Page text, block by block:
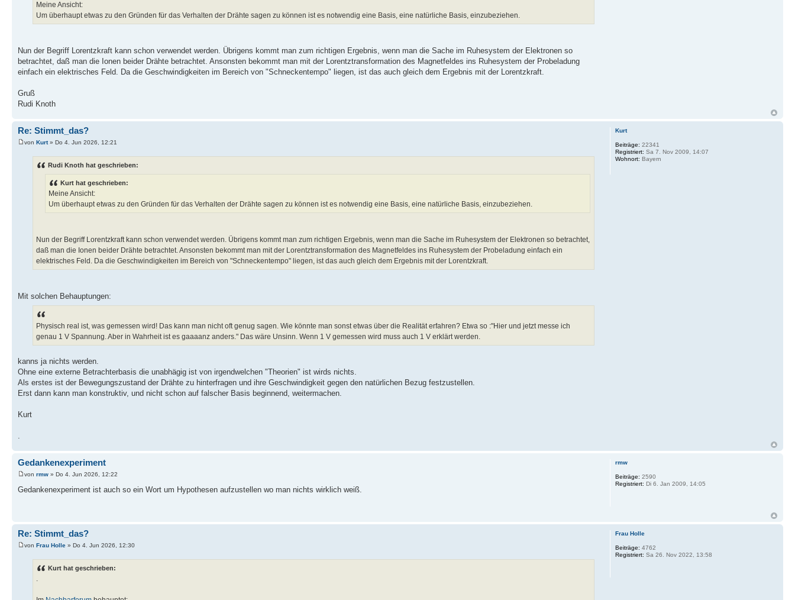
Meine Ansicht:
Um überhaupt etwas zu den Gründen für das Verhalten der Drähte sagen zu können ist es notwendig eine Basis, eine natürliche Basis, einzubeziehen.
Nun der Begriff Lorentzkraft kann schon verwendet werden. Übrigens kommt man zum richtigen Ergebnis, wenn man die Sache im Ruhesystem der Elektronen so
betrachtet, daß man die Ionen beider Drähte betrachtet. Ansonsten bekommt man mit der Lorentztransformation des Magnetfeldes ins Ruhesystem der Probeladung
einfach ein elektrisches Feld. Da die Geschwindigkeiten im Bereich von "Schneckentempo" liegen, ist das auch gleich dem Ergebnis mit der Lorentzkraft.
Gruß
Rudi Knoth
Re: Stimmt_das?
von Kurt» Do 4. Jun 2026, 12:21
Rudi Knoth hat geschrieben:
Kurt hat geschrieben:
Meine Ansicht:
Um überhaupt etwas zu den Gründen für das Verhalten der Drähte sagen zu können ist es notwendig eine Basis, eine natürliche Basis, einzubeziehen.
Nun der Begriff Lorentzkraft kann schon verwendet werden. Übrigens kommt man zum richtigen Ergebnis, wenn man die Sache im Ruhesystem der Elektronen so betrachtet,
daß man die Ionen beider Drähte betrachtet. Ansonsten bekommt man mit der Lorentztransformation des Magnetfeldes ins Ruhesystem der Probeladung einfach ein
elektrisches Feld. Da die Geschwindigkeiten im Bereich von "Schneckentempo" liegen, ist das auch gleich dem Ergebnis mit der Lorentzkraft.
Mit solchen Behauptungen:
Physisch real ist, was gemessen wird! Das kann man nicht oft genug sagen. Wie könnte man sonst etwas über die Realität erfahren? Etwa so :"Hier und jetzt messe ich
genau 1 V Spannung. Aber in Wahrheit ist es gaaaanz anders." Das wäre Unsinn. Wenn 1 V gemessen wird muss auch 1 V erklärt werden.
kanns ja nichts werden.
Ohne eine externe Betrachterbasis die unabhägig ist von irgendwelchen "Theorien" ist wirds nichts.
Als erstes ist der Bewegungszustand der Drähte zu hinterfragen und ihre Geschwindigkeit gegen den natürlichen Bezug festzustellen.
Erst dann kann man konstruktiv, und nicht schon auf falscher Basis beginnend, weitermachen.
Kurt
.
Kurt
Beiträge: 22341
Registriert: Sa 7. Nov 2009, 14:07
Wohnort: Bayern
Gedankenexperiment
von rmw » Do 4. Jun 2026, 12:22
Gedankenexperiment ist auch so ein Wort um Hypothesen aufzustellen wo man nichts wirklich weiß.
rmw
Beiträge: 2590
Registriert: Di 6. Jan 2009, 14:05
Re: Stimmt_das?
von Frau Holle » Do 4. Jun 2026, 12:30
Kurt hat geschrieben:
.
Frau Holle
Beiträge: 4762
Registriert: Sa 26. Nov 2022, 13:58